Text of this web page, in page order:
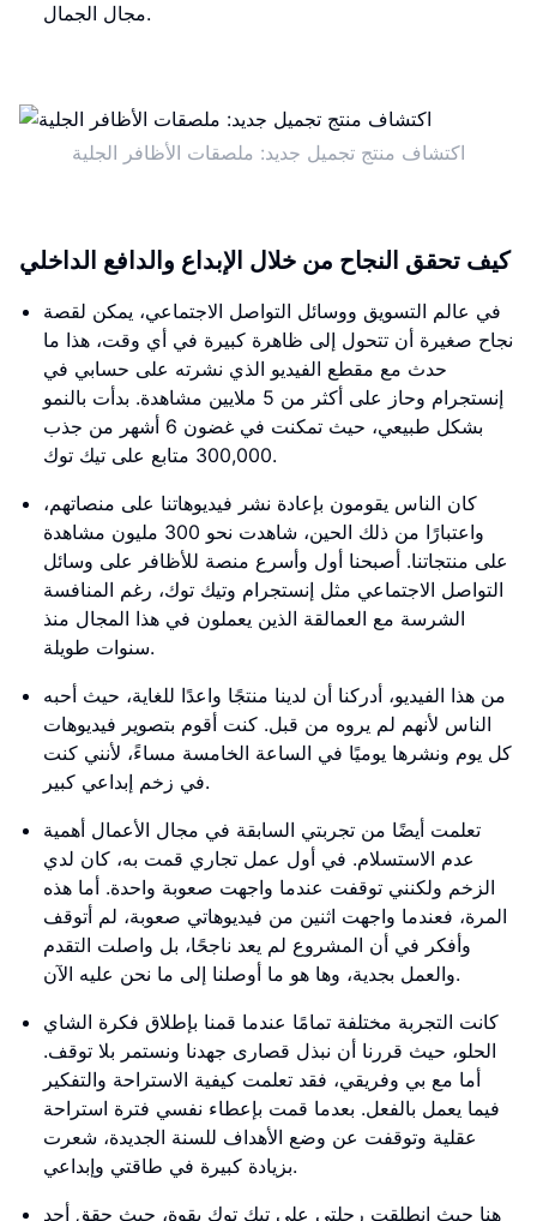
مجال الجمال.
اكتشاف منتج تجميل جديد: ملصقات الأظافر الجلية
كيف تحقق النجاح من خلال الإبداع والدافع الداخلي
في عالم التسويق ووسائل التواصل الاجتماعي، يمكن لقصة
نجاح صغيرة أن تتحول إلى ظاهرة كبيرة في أي وقت، هذا ما
حدث مع مقطع الفيديو الذي نشرته على حسابي في
إنستجرام وحاز على أكثر من 5 ملايين مشاهدة. بدأت بالنمو
بشكل طبيعي، حيث تمكنت في غضون 6 أشهر من جذب
300,000 متابع على تيك توك.
كان الناس يقومون بإعادة نشر فيديوهاتنا على منصاتهم،
واعتبارًا من ذلك الحين، شاهدت نحو 300 مليون مشاهدة
على منتجاتنا. أصبحنا أول وأسرع منصة للأظافر على وسائل
التواصل الاجتماعي مثل إنستجرام وتيك توك، رغم المنافسة
الشرسة مع العمالقة الذين يعملون في هذا المجال منذ
سنوات طويلة.
من هذا الفيديو، أدركنا أن لدينا منتجًا واعدًا للغاية، حيث أحبه
الناس لأنهم لم يروه من قبل. كنت أقوم بتصوير فيديوهات
كل يوم ونشرها يوميًا في الساعة الخامسة مساءً، لأنني كنت
في زخم إبداعي كبير.
تعلمت أيضًا من تجربتي السابقة في مجال الأعمال أهمية
عدم الاستسلام. في أول عمل تجاري قمت به، كان لدي
الزخم ولكنني توقفت عندما واجهت صعوبة واحدة. أما هذه
المرة، فعندما واجهت اثنين من فيديوهاتي صعوبة، لم أتوقف
وأفكر في أن المشروع لم يعد ناجحًا، بل واصلت التقدم
والعمل بجدية، وها هو ما أوصلنا إلى ما نحن عليه الآن.
كانت التجربة مختلفة تمامًا عندما قمنا بإطلاق فكرة الشاي
الحلو، حيث قررنا أن نبذل قصارى جهدنا ونستمر بلا توقف.
أما مع بي وفريقي، فقد تعلمت كيفية الاستراحة والتفكير
فيما يعمل بالفعل. بعدما قمت بإعطاء نفسي فترة استراحة
عقلية وتوقفت عن وضع الأهداف للسنة الجديدة، شعرت
بزيادة كبيرة في طاقتي وإبداعي.
هنا حيث انطلقت رحلتي على تيك توك بقوة، حيث حقق أحد